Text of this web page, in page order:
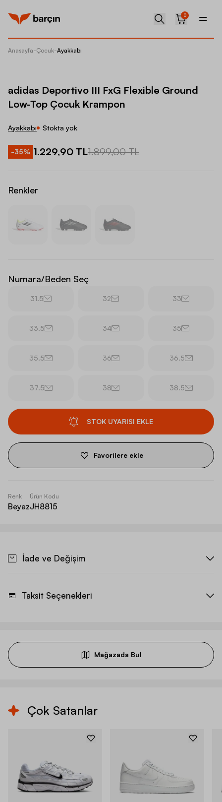
0
Anasayfa-Çocuk-Ayakkabı
adidas Deportivo III FxG Flexible Ground
Low-Top Çocuk Krampon
Ayakkabı Stokta yok
-35% 1.229,90 TL1.899,00 TL
Renkler
Numara/Beden Seç
31.5 32 33
33.5 34 35
35.5 36 36.5
37.5 38 38.5
STOK UYARISI EKLE
Favorilere ekle
Renk
Beyaz
Ürün Kodu
JH8815
İade ve Değişim
Taksit Seçenekleri
Mağazada Bul
Çok Satanlar